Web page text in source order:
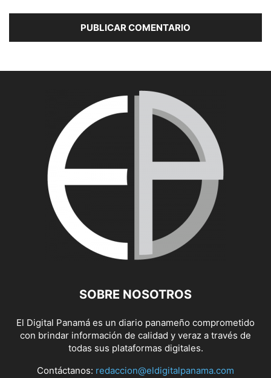
SOBRE NOSOTROS
El Digital Panamá es un diario panameño comprometido
con brindar información de calidad y veraz a través de
todas sus plataformas digitales.
Contáctanos: redaccion@eldigitalpanama.com